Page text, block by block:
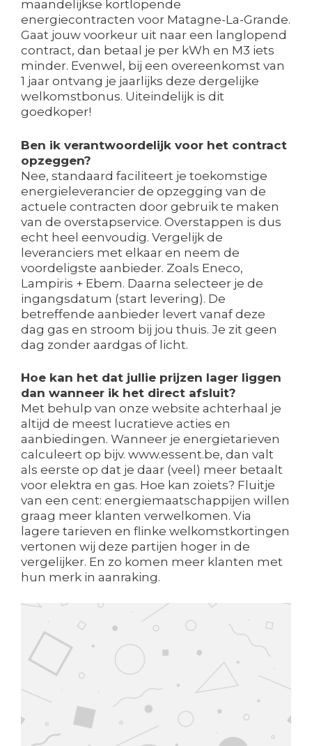
maandelijkse kortlopende
energiecontracten voor Matagne-La-Grande.
Gaat jouw voorkeur uit naar een langlopend
contract, dan betaal je per kWh en M3 iets
minder. Evenwel, bij een overeenkomst van
1 jaar ontvang je jaarlijks deze dergelijke
welkomstbonus. Uiteindelijk is dit
goedkoper!
Ben ik verantwoordelijk voor het contract
opzeggen?
Nee, standaard faciliteert je toekomstige
energieleverancier de opzegging van de
actuele contracten door gebruik te maken
van de overstapservice. Overstappen is dus
echt heel eenvoudig. Vergelijk de
leveranciers met elkaar en neem de
voordeligste aanbieder. Zoals Eneco,
Lampiris + Ebem. Daarna selecteer je de
ingangsdatum (start levering). De
betreffende aanbieder levert vanaf deze
dag gas en stroom bij jou thuis. Je zit geen
dag zonder aardgas of licht.
Hoe kan het dat jullie prijzen lager liggen
dan wanneer ik het direct afsluit?
Met behulp van onze website achterhaal je
altijd de meest lucratieve acties en
aanbiedingen. Wanneer je energietarieven
calculeert op bijv. www.essent.be, dan valt
als eerste op dat je daar (veel) meer betaalt
voor elektra en gas. Hoe kan zoiets? Fluitje
van een cent: energiemaatschappijen willen
graag meer klanten verwelkomen. Via
lagere tarieven en flinke welkomstkortingen
vertonen wij deze partijen hoger in de
vergelijker. En zo komen meer klanten met
hun merk in aanraking.